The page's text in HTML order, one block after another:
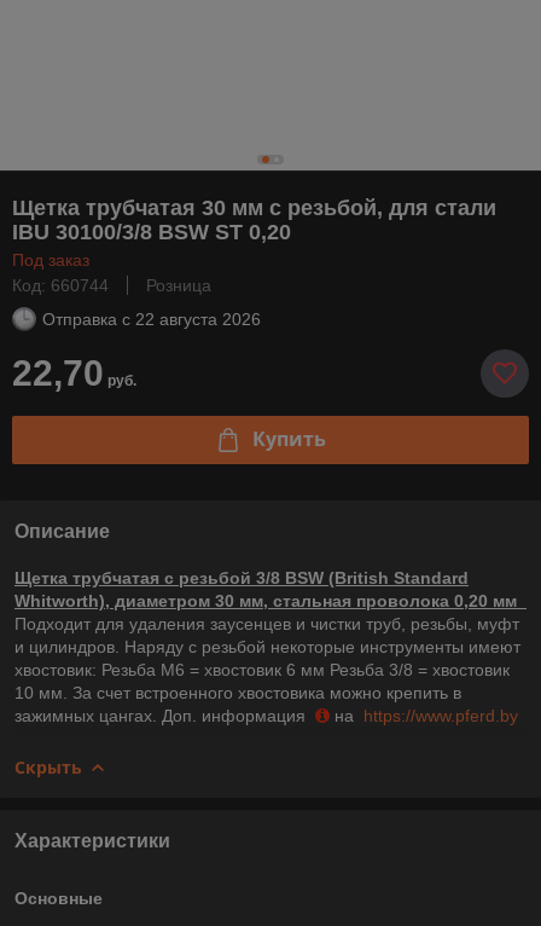
Щетка трубчатая 30 мм с резьбой, для стали
IBU 30100/3/8 BSW ST 0,20
Под заказ
Код: 660744
Розница
Отправка с 22 августа 2026
22,70 руб.
Купить
Описание
Щетка трубчатая с резьбой 3/8 BSW (British Standard
Whitworth), диаметром 30 мм, стальная проволока 0,20 мм
Подходит для удаления заусенцев и чистки труб, резьбы, муфт
и цилиндров. Наряду с резьбой некоторые инструменты имеют
хвостовик: Резьба M6 = хвостовик 6 мм Резьба 3/8 = хвостовик
10 мм. За счет встроенного хвостовика можно крепить в
зажимных цангах. Доп. информация
на https://www.pferd.by
Скрыть
Характеристики
Основные